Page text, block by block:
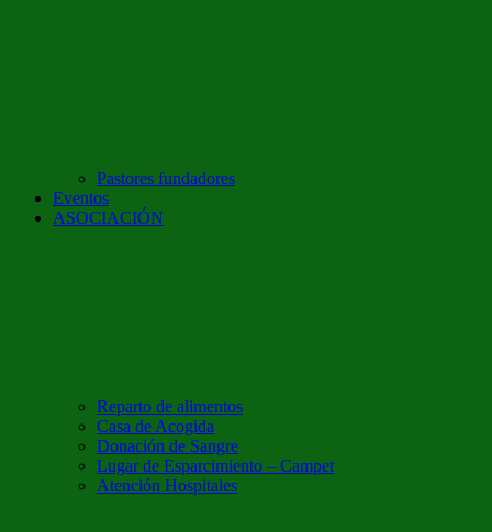
Pastores fundadores
Eventos
ASOCIACIÓN
Reparto de alimentos
Casa de Acogida
Donación de Sangre
Lugar de Esparcimiento – Campet
Atención Hospitales